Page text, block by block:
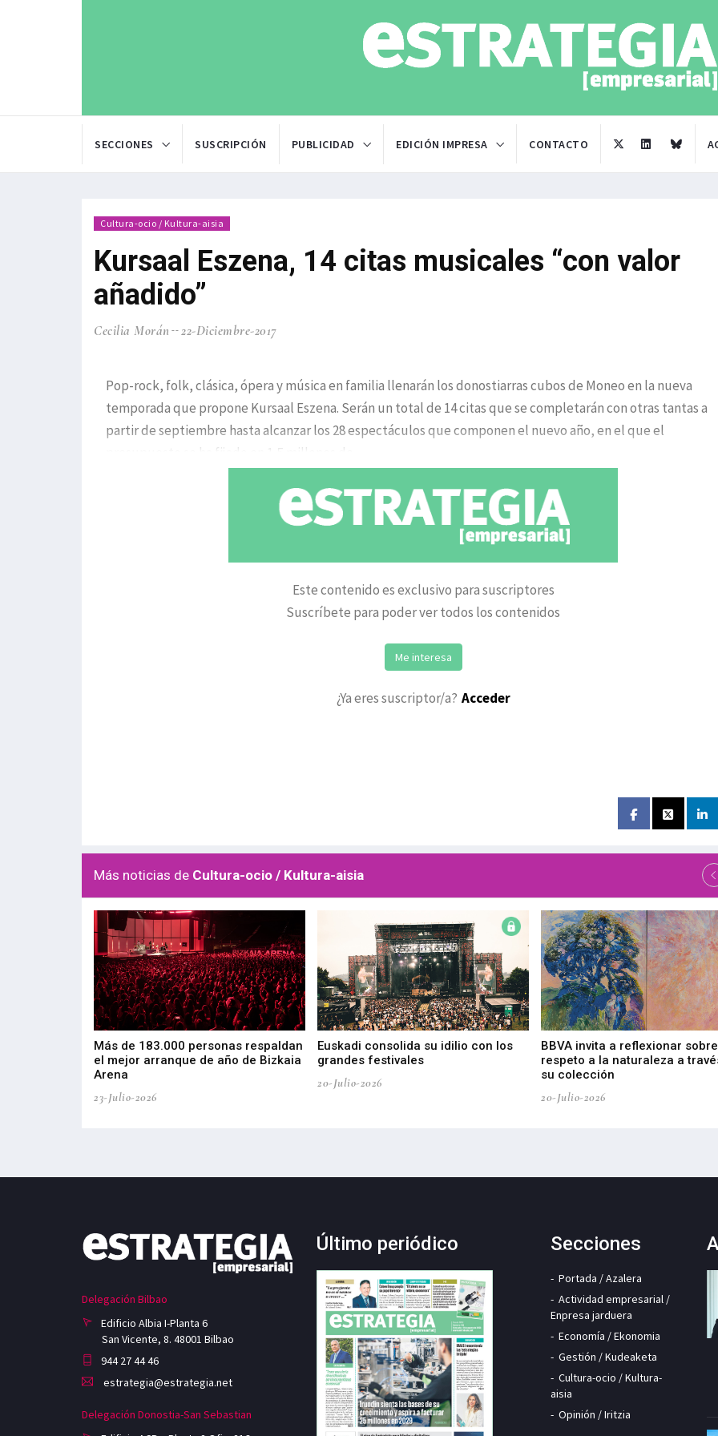
SECCIONES SUSCRIPCIÓN PUBLICIDAD EDICIÓN IMPRESA CONTACTO
Cultura-ocio / Kultura-aisia
Kursaal Eszena, 14 citas musicales “con valor
añadido”
Cecilia Morán 22-Diciembre-2017
Pop-rock, folk, clásica, ópera y música en familia llenarán los donostiarras cubos de Moneo en la nueva
temporada que propone Kursaal Eszena. Serán un total de 14 citas que se completarán con otras tantas a
partir de septiembre hasta alcanzar los 28 espectáculos que componen el nuevo año, en el que el
presupuesto se ha fijado en 1,5 millones de
Este contenido es exclusivo para suscriptores
Suscríbete para poder ver todos los contenidos
Me interesa
¿Ya eres suscriptor/a? Acceder
Más noticias de Cultura-ocio / Kultura-aisia
Más de 183.000 personas respaldan
el mejor arranque de año de Bizkaia
Arena
23-Julio-2026
Euskadi consolida su idilio con los
grandes festivales
20-Julio-2026
BBVA invita a reflexionar
respeto a la naturaleza a
su colección
20-Julio-2026
Delegación Bilbao
Edificio Albia I-Planta 6
San Vicente, 8. 48001 Bilbao
944 27 44 46
estrategia@estrategia.net
Delegación Donostia-San Sebastian
Último periódico Secciones
Portada / Azalera
Actividad empresarial /
Enpresa jarduera
Economía / Ekonomia
Gestión / Kudeaketa
Cultura-ocio / Kultura-
aisia
Opinión / Iritzia